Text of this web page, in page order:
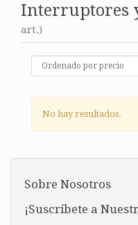
Interruptores
art.)
No hay resultados.
Sobre Nosotros
¡Suscríbete a